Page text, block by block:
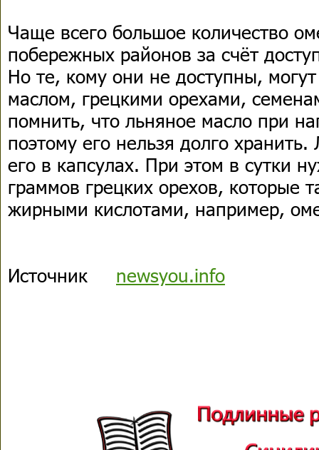
Чаще всего большое количество
побережных районов за счёт
Но те, кому они не доступны,
маслом, грецкими орехами,
помнить, что льняное масло при
поэтому его нельзя долго
его в капсулах. При этом в сутки
граммов грецких орехов, которые
жирными кислотами, например,
Источник newsyou.info